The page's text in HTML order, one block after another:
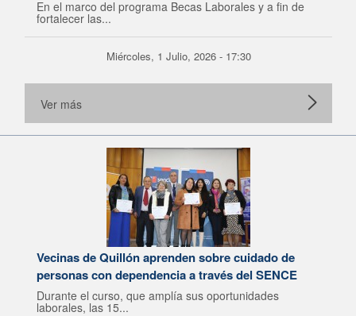
En el marco del programa Becas Laborales y a fin de
fortalecer las...
Miércoles, 1 Julio, 2026 - 17:30
Ver más
Vecinas de Quillón aprenden sobre cuidado de
personas con dependencia a través del SENCE
Durante el curso, que amplía sus oportunidades
laborales, las 15...